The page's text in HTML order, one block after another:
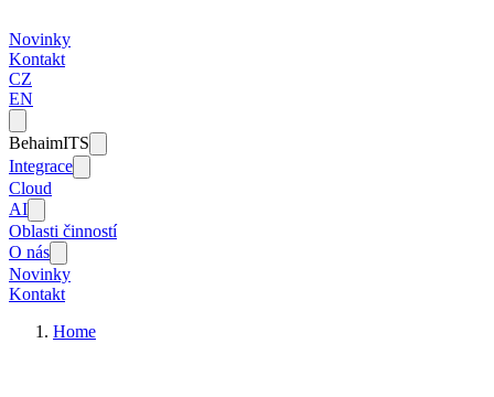
Novinky
Kontakt
CZ
EN
BehaimITS
Integrace
Cloud
AI
Oblasti činností
O nás
Novinky
Kontakt
Home